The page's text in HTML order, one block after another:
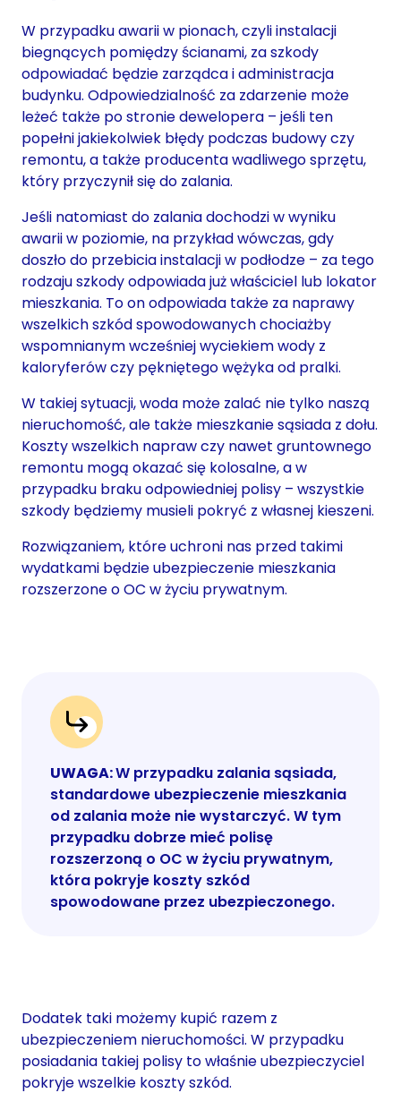
W przypadku awarii w pionach, czyli instalacji
biegnących pomiędzy ścianami, za szkody
odpowiadać będzie zarządca i administracja
budynku. Odpowiedzialność za zdarzenie może
leżeć także po stronie dewelopera – jeśli ten
popełni jakiekolwiek błędy podczas budowy czy
remontu, a także producenta wadliwego sprzętu,
który przyczynił się do zalania.
Jeśli natomiast do zalania dochodzi w wyniku
awarii w poziomie, na przykład wówczas, gdy
doszło do przebicia instalacji w podłodze – za tego
rodzaju szkody odpowiada już właściciel lub lokator
mieszkania. To on odpowiada także za naprawy
wszelkich szkód spowodowanych chociażby
wspomnianym wcześniej wyciekiem wody z
kaloryferów czy pękniętego wężyka od pralki.
W takiej sytuacji, woda może zalać nie tylko naszą
nieruchomość, ale także mieszkanie sąsiada z dołu.
Koszty wszelkich napraw czy nawet gruntownego
remontu mogą okazać się kolosalne, a w
przypadku braku odpowiedniej polisy – wszystkie
szkody będziemy musieli pokryć z własnej kieszeni.
Rozwiązaniem, które uchroni nas przed takimi
wydatkami będzie ubezpieczenie mieszkania
rozszerzone o OC w życiu prywatnym.
UWAGA:W przypadku zalania sąsiada,
standardowe ubezpieczenie mieszkania
od zalania może nie wystarczyć. W tym
przypadku dobrze mieć polisę
rozszerzoną o OC w życiu prywatnym,
która pokryje koszty szkód
spowodowane przez ubezpieczonego.
Dodatek taki możemy kupić razem z
ubezpieczeniem nieruchomości. W przypadku
posiadania takiej polisy to właśnie ubezpieczyciel
pokryje wszelkie koszty szkód.